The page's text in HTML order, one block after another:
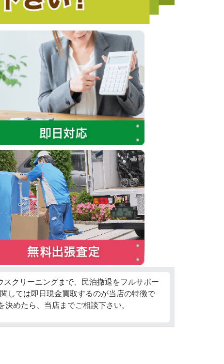
クリーニングまで、民泊撤退をフルサポー
しては即日現金買取するのが当店の特徴で
めたら、当店までご相談下さい。